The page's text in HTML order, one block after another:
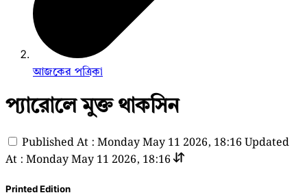
আজকের পত্রিকা
প্যারোলে মুক্ত থাকসিন
Published At : Monday May 11 2026, 18:16 Updated
At : Monday May 11 2026, 18:16
Printed Edition